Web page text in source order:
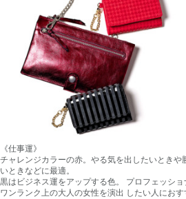
《仕事運》
チャレンジカラーの赤。やる気を出したいときや
いときなどに最適。
黒はビジネス運をアップする色。 プロフェッショ
ワンランク上の大人の女性を演出 したい人におす